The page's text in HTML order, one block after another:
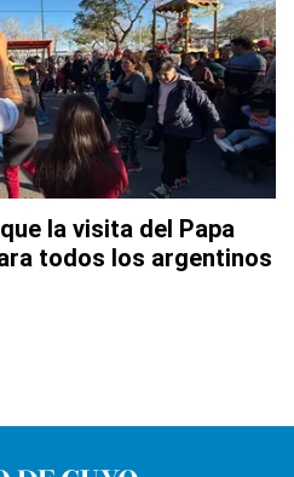
la visita del Papa
todos los argentinos